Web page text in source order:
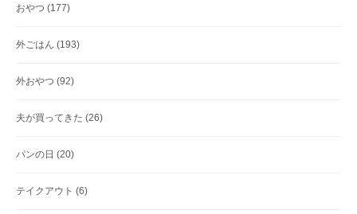
おやつ (177)
外ごはん (193)
外おやつ (92)
夫が買ってきた (26)
パンの日 (20)
テイクアウト (6)